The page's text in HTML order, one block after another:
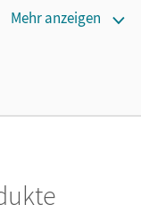
Mehr anzeigen